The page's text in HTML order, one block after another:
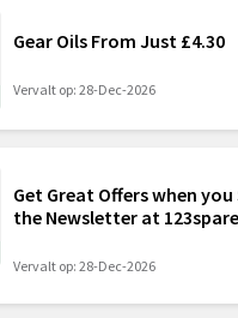
Gear Oils From Just £4.30
Vervalt op: 28-Dec-2026
Get Great Offers when
the Newsletter at
Vervalt op: 28-Dec-2026